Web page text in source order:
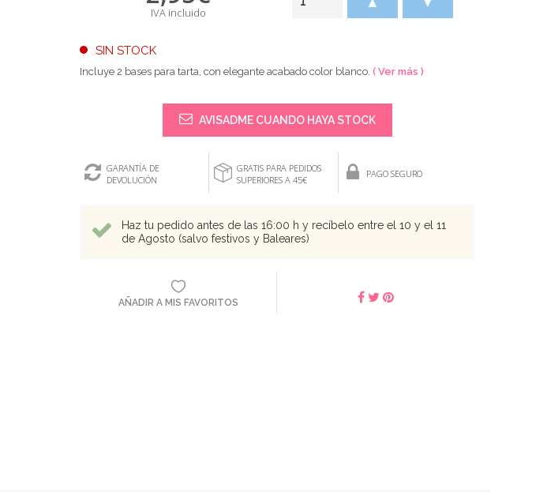
IVA incluido
SIN STOCK
Incluye 2 bases para tarta, con elegante acabado color blanco. ( Ver más )
AVISADME CUANDO HAYA STOCK
GARANTÍA DE
DEVOLUCIÓN
GRATIS PARA PEDIDOS
SUPERIORES A 45€
PAGO SEGURO
Haz tu pedido antes de las 16:00 h y recíbelo entre el 10 y el 11
de Agosto (salvo festivos y Baleares)
AÑADIR A MIS FAVORITOS